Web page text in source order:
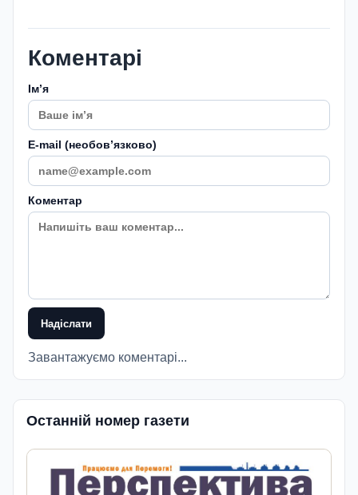
Коментарі
Імʼя
E-mail (необовʼязково)
Коментар
Надіслати
Завантажуємо коментарі...
Останній номер газети